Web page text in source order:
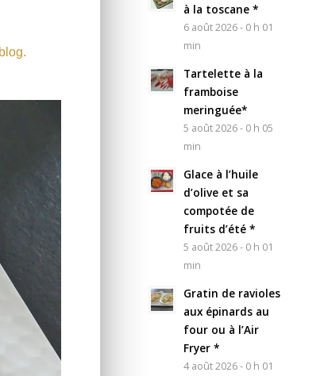
à la toscane *
6 août 2026 - 0 h 01
min
Tartelette à la
framboise
meringuée*
5 août 2026 - 0 h 05
min
Glace à l’huile
d’olive et sa
compotée de
fruits d’été *
5 août 2026 - 0 h 01
min
Gratin de ravioles
aux épinards au
four ou à l’Air
Fryer *
4 août 2026 - 0 h 01